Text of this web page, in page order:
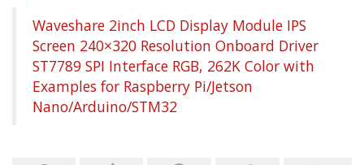
Waveshare 2inch LCD Display Module IPS
Screen 240×320 Resolution Onboard Driver
ST7789 SPI Interface RGB, 262K Color with
Examples for Raspberry Pi/Jetson
Nano/Arduino/STM32